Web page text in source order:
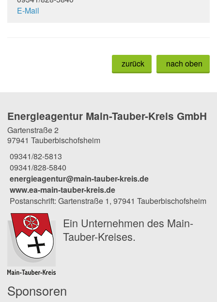
E-Mail
nach oben
zurück
Energieagentur Main-Tauber-Kreis GmbH
Gartenstraße 2
97941 Tauberbischofsheim
09341/82-5813
09341/828-5840
energieagentur@main-tauber-kreis.de
www.ea-main-tauber-kreis.de
Postanschrift: Gartenstraße 1, 97941 Tauberbischofsheim
Ein Unternehmen des Main-
Tauber-Kreises.
Sponsoren